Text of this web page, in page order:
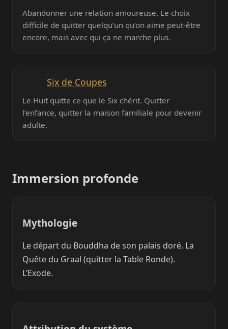
Abandonner une relation amoureuse. Le choix
difficile de quitter quelqu’un qu’on aime peut-être
encore, mais avec qui ça ne marche plus.
Six de Coupes
Le Huit quitte ce que le Six chérit. Quitter
l’enfance, quitter la maison familiale pour devenir
adulte.
Immersion profonde
Mythologie
Le départ du Bouddha de son palais doré. La
Quête du Graal (quitter la Table Ronde).
L’Exode.